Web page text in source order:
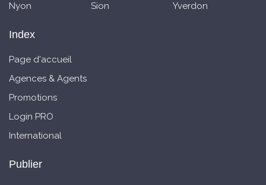
Nyon
Sion Yverdon
Index
Page d'accueil
Agences & Agents
Promotions
Login PRO
International
Publier